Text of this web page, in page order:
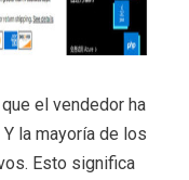
el vendedor ha
la mayoría de los
Esto significa